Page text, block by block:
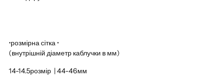
•розмірна сітка •
(внутрішній діаметр каблучки в мм)
14-14.5розмір | 44-46мм